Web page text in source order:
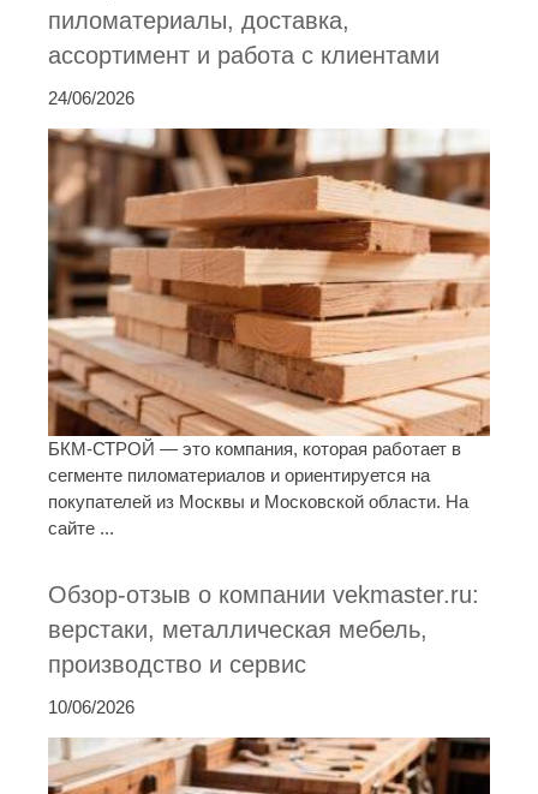
пиломатериалы, доставка,
ассортимент и работа с клиентами
24/06/2026
БКМ-СТРОЙ — это компания, которая работает в
сегменте пиломатериалов и ориентируется на
покупателей из Москвы и Московской области. На
сайте ...
Обзор-отзыв о компании vekmaster.ru:
верстаки, металлическая мебель,
производство и сервис
10/06/2026